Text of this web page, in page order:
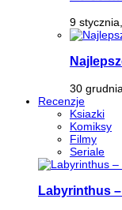
9
30
Recenzje
Ksiazki
Komiksy
Filmy
Seriale
Labyrinthus